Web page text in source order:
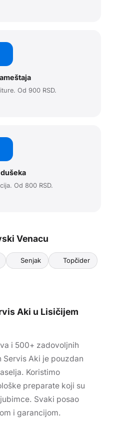
Od 900 RSD.
Od 800 RSD.
Venacu
Senjak Topčider
Aki u Lisičijem
i 500+ zadovoljnih
Servis Aki je pouzdan
Koristimo
preparate koji su
Svaki posao
i garancijom.